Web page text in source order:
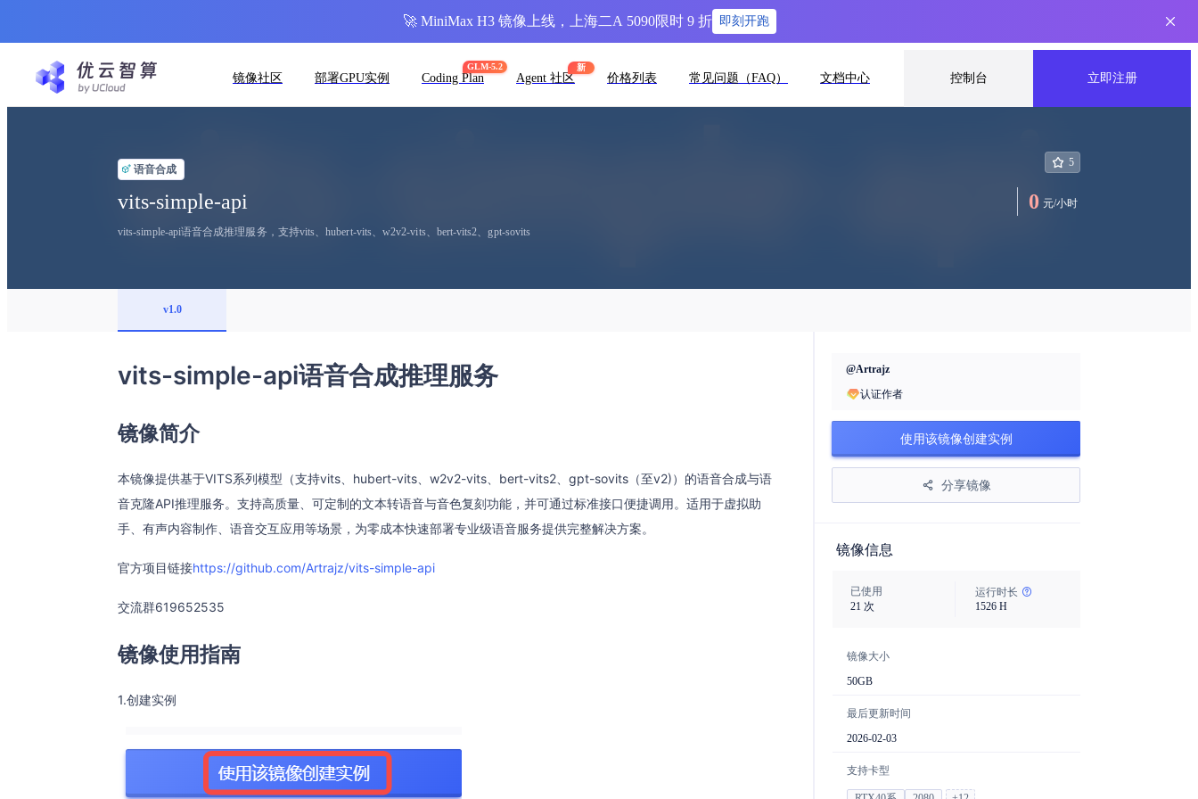
镜像社区 部署GPU实例
GLM-5.2
Coding Plan
新
Agent 社区 价格列表 常见问题（FAQ） 文档中心 控制台 立即注册
语音合成
vits-simple-api
vits-simple-api语音合成推理服务，支持vits、hubert-vits、w2v2-vits、bert-vits2、gpt-sovits
5
0 元/小时
v1.0
vits-simple-api语音合成推理服务
镜像简介
本镜像提供基于VITS系列模型（支持vits、hubert-vits、w2v2-vits、bert-vits2、gpt-sovits（至v2)）的语音合成与语
音克隆API推理服务。支持高质量、可定制的文本转语音与音色复刻功能，并可通过标准接口便捷调用。适用于虚拟助
手、有声内容制作、语音交互应用等场景，为零成本快速部署专业级语音服务提供完整解决方案。
官方项目链接https://github.com/Artrajz/vits-simple-api
交流群619652535
镜像使用指南
1.创建实例
@Artrajz
认证作者
使用该镜像创建实例
分享镜像
镜像信息
已使用
21 次
运行时长
1526H
镜像大小
50GB
最后更新时间
2026-02-03
支持卡型
🚀 MiniMax H3 镜像上线，上海二A 5090限时 9 折 即刻开跑